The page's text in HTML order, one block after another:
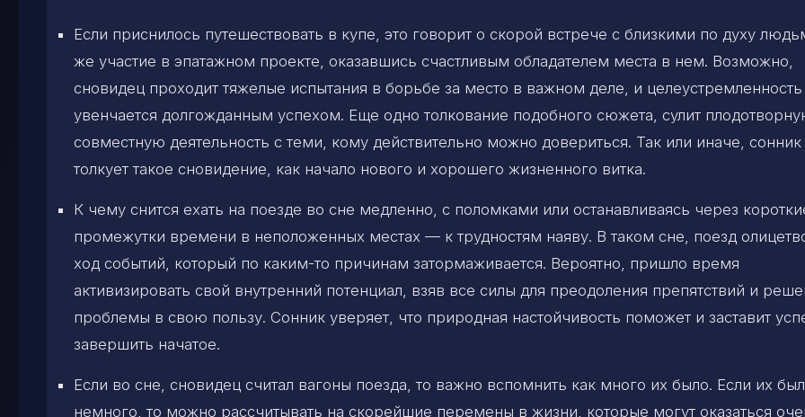
Если приснилось путешествовать в купе, это говорит о скорой встрече с близкими по духу
же участие в эпатажном проекте, оказавшись счастливым обладателем места в нем. Возможно,
сновидец проходит тяжелые испытания в борьбе за место в важном деле, и целеустремленность
увенчается долгожданным успехом. Еще одно толкование подобного сюжета, сулит
совместную деятельность с теми, кому действительно можно довериться. Так или иначе, сонник
толкует такое сновидение, как начало нового и хорошего жизненного витка.
К чему снится ехать на поезде во сне медленно, с поломками или останавливаясь через
промежутки времени в неположенных местах — к трудностям наяву. В таком сне, поезд
ход событий, который по каким-то причинам затормаживается. Вероятно, пришло время
активизировать свой внутренний потенциал, взяв все силы для преодоления препятствий и
проблемы в свою пользу. Сонник уверяет, что природная настойчивость поможет и заставит
завершить начатое.
Если во сне, сновидец считал вагоны поезда, то важно вспомнить как много их было. Если их
немного, то можно рассчитывать на скорейшие перемены в жизни, которые могут оказаться